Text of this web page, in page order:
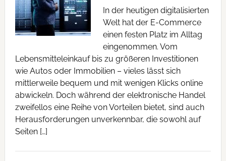
In der heutigen digitalisierten
Welt hat der E-Commerce
einen festen Platz im Alltag
eingenommen. Vom
Lebensmitteleinkauf bis zu größeren Investitionen
wie Autos oder Immobilien – vieles lässt sich
mittlerweile bequem und mit wenigen Klicks online
abwickeln. Doch während der elektronische Handel
zweifellos eine Reihe von Vorteilen bietet, sind auch
Herausforderungen unverkennbar, die sowohl auf
Seiten […]